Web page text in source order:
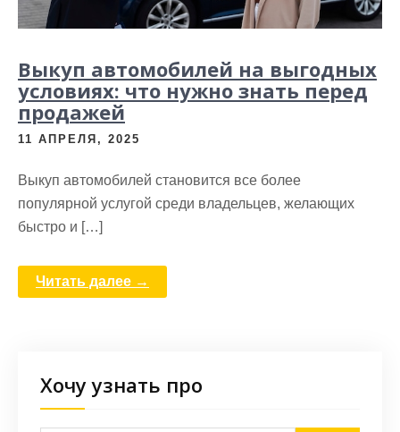
Выкуп автомобилей на выгодных
условиях: что нужно знать перед
продажей
11 АПРЕЛЯ, 2025
Выкуп автомобилей становится все более
популярной услугой среди владельцев, желающих
быстро и […]
Читать далее →
Хочу узнать про